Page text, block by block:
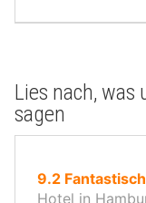
Lies nach, was
sagen
9.2 von
10,
Fantastisch
Hotel in